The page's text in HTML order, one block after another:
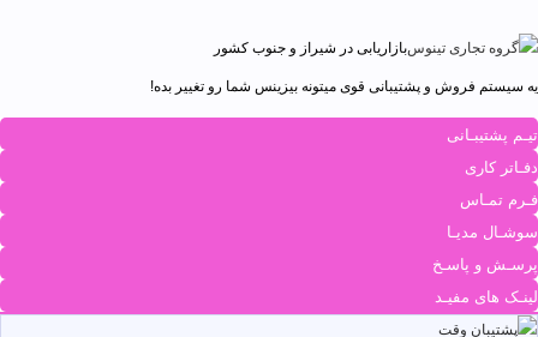
بازاریابی در شیراز و جنوب کشور
یه سیستم فروش و پشتیبانی قوی میتونه بیزینس شما رو تغییر بده!
تیـم پشتیبـانی
دفـاتر کاری
فـرم تمـاس
سوشـال مدیـا
پرسـش و پاسـخ
لینـک های مفیـد